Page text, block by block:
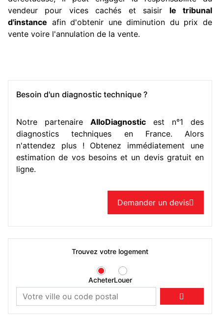
vendeur pour vices cachés et saisir le tribunal
d'instance afin d'obtenir une diminution du prix de
vente voire l'annulation de la vente.
Besoin d'un diagnostic technique ?
Notre partenaire AlloDiagnostic est n°1 des
diagnostics techniques en France. Alors
n'attendez plus ! Obtenez immédiatement une
estimation de vos besoins et un devis gratuit en
ligne.
Demander un devis
Trouvez votre logement
AcheterLouer
